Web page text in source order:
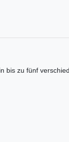
bis zu fünf